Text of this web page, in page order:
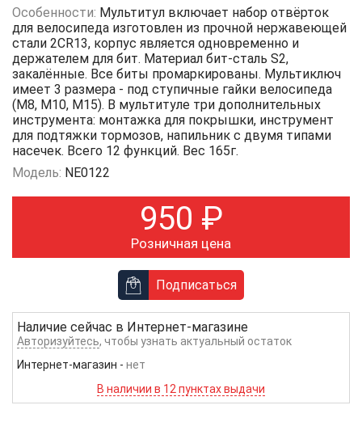
Особенности: Мультитул включает набор отвёрток
для велосипеда изготовлен из прочной нержавеющей
стали 2CR13, корпус является одновременно и
держателем для бит. Материал бит-сталь S2,
закалённые. Все биты промаркированы. Мультиключ
имеет 3 размера - под ступичные гайки велосипеда
(М8, М10, М15). В мультитуле три дополнительных
инструмента: монтажка для покрышки, инструмент
для подтяжки тормозов, напильник с двумя типами
насечек. Всего 12 функций. Вес 165г.
Модель: NE0122
950 ₽
Розничная цена
Подписаться
Наличие сейчас в Интернет-магазине
Авторизуйтесь, чтобы узнать актуальный остаток
Интернет-магазин - нет
В наличии в 12 пунктах выдачи